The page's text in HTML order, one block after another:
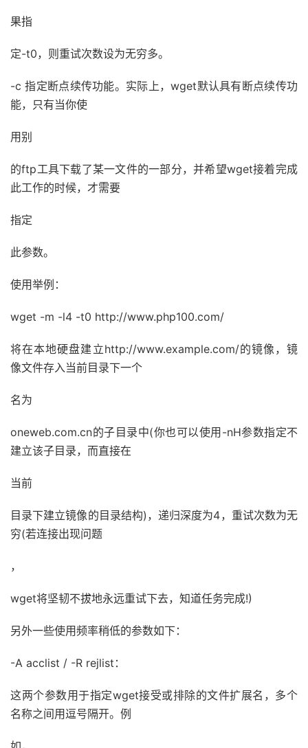
果指
定-t0，则重试次数设为无穷多。
-c 指定断点续传功能。实际上，wget默认具有断点续传功
能，只有当你使
用别
的ftp工具下载了某一文件的一部分，并希望wget接着完成
此工作的时候，才需要
指定
此参数。
使用举例：
wget -m -l4 -t0 http://www.php100.com/
将在本地硬盘建立http://www.example.com/的镜像，镜
像文件存入当前目录下一个
名为
oneweb.com.cn的子目录中(你也可以使用-nH参数指定不
建立该子目录，而直接在
当前
目录下建立镜像的目录结构)，递归深度为4，重试次数为无
穷(若连接出现问题
，
wget将坚韧不拔地永远重试下去，知道任务完成!)
另外一些使用频率稍低的参数如下：
-A acclist / -R rejlist：
这两个参数用于指定wget接受或排除的文件扩展名，多个
名称之间用逗号隔开。例